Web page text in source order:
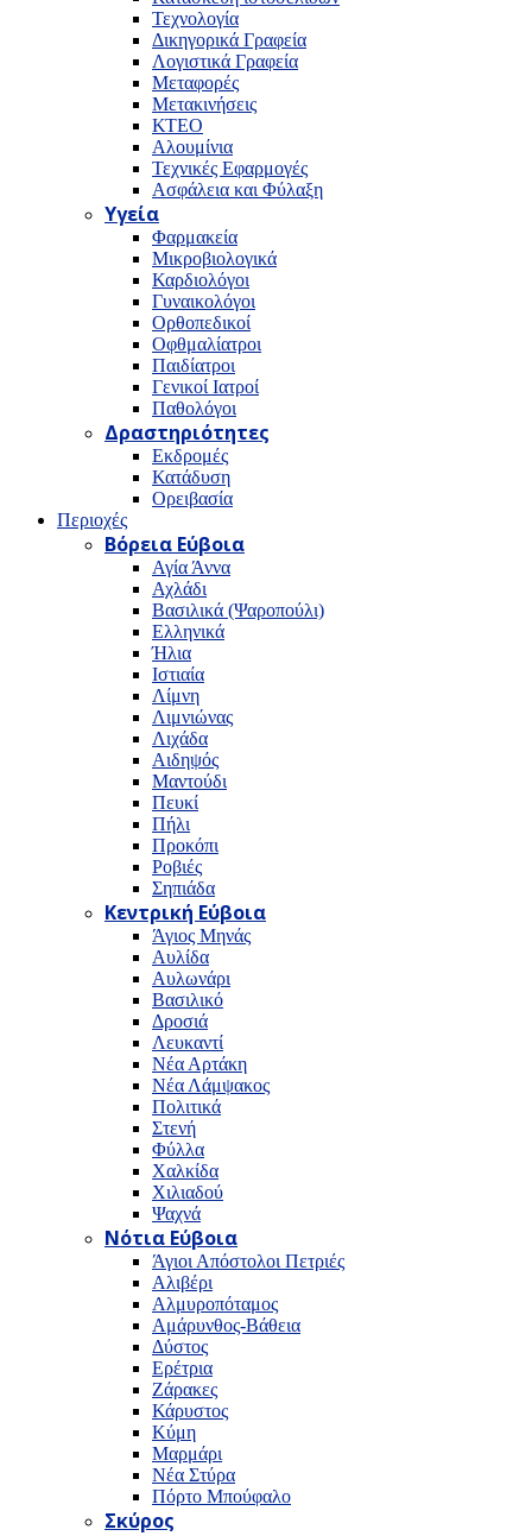
Τεχνολογία
Δικηγορικά Γραφεία
Λογιστικά Γραφεία
Μεταφορές
Μετακινήσεις
ΚΤΕΟ
Αλουμίνια
Τεχνικές Εφαρμογές
Ασφάλεια και Φύλαξη
Υγεία
Φαρμακεία
Μικροβιολογικά
Καρδιολόγοι
Γυναικολόγοι
Ορθοπεδικοί
Οφθμαλίατροι
Παιδίατροι
Γενικοί Ιατροί
Παθολόγοι
Δραστηριότητες
Εκδρομές
Κατάδυση
Ορειβασία
Περιοχές
Βόρεια Εύβοια
Αγία Άννα
Αχλάδι
Βασιλικά (Ψαροπούλι)
Ελληνικά
Ήλια
Ιστιαία
Λίμνη
Λιμνιώνας
Λιχάδα
Αιδηψός
Μαντούδι
Πευκί
Πήλι
Προκόπι
Ροβιές
Σηπιάδα
Κεντρική Εύβοια
Άγιος Μηνάς
Αυλίδα
Αυλωνάρι
Βασιλικό
Δροσιά
Λευκαντί
Νέα Αρτάκη
Νέα Λάμψακος
Πολιτικά
Στενή
Φύλλα
Χαλκίδα
Χιλιαδού
Ψαχνά
Νότια Εύβοια
Άγιοι Απόστολοι Πετριές
Αλιβέρι
Αλμυροπόταμος
Αμάρυνθος-Βάθεια
Δύστος
Ερέτρια
Ζάρακες
Κάρυστος
Κύμη
Μαρμάρι
Νέα Στύρα
Πόρτο Μπούφαλο
Σκύρος